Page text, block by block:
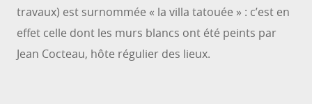
travaux) est surnommée « la villa tatouée » : c’est en
effet celle dont les murs blancs ont été peints par
Jean Cocteau, hôte régulier des lieux.